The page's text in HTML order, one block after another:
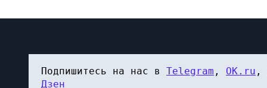
Подпишитесь на нас в Telegram , OK.ru ,
Дзен